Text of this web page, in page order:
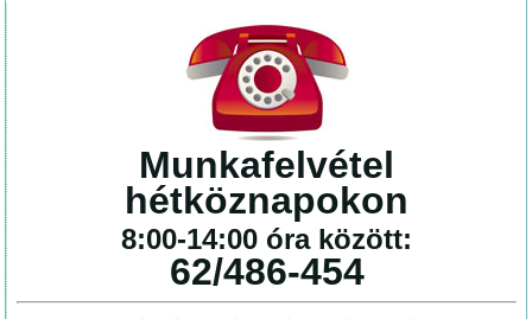
Munkafelvétel
hétköznapokon
8:00-14:00 óra között:
62/486-454